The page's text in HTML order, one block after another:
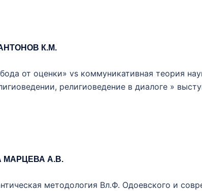
К.М.
от оценки» vs коммуникативная теория
религиоведение в диалоге »
А.В.
методология Вл.Ф. Одоевского и